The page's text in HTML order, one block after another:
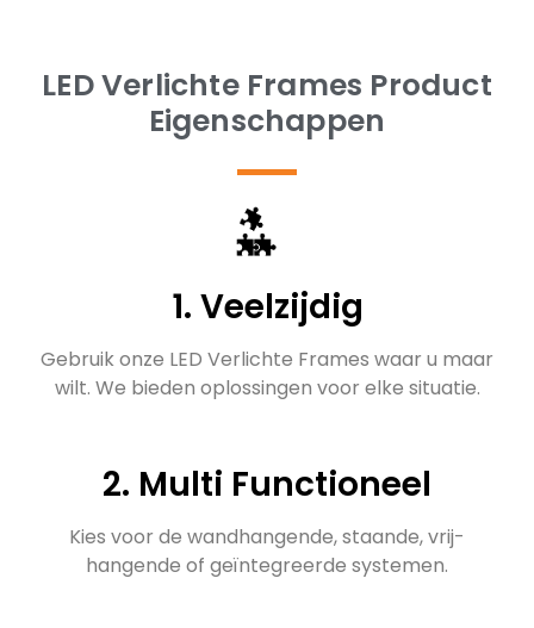
LED Verlichte Frames Product
Eigenschappen
1. Veelzijdig
Gebruik onze LED Verlichte Frames waar u maar
wilt. We bieden oplossingen voor elke situatie.
2. Multi Functioneel
Kies voor de wandhangende, staande, vrij-
hangende of geïntegreerde systemen.